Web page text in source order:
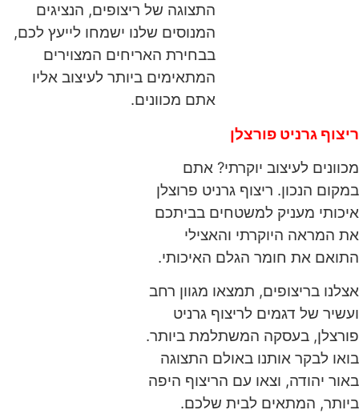
התצוגה של ריצופים, הנציגים
המנוסים שלנו ישמחו לייעץ לכם,
בבחירת האריחים המצוירים
המתאימים ביותר לעיצוב אליו
אתם מכוונים.
ריצוף גרניט פורצלן
מכוונים לעיצוב יוקרתי? אתם
במקום הנכון. ריצוף גרניט פרוצלן
איכותי מעניק למשטחים בביתכם
את המראה היוקרתי והאצילי
התואם את חומר הגלם האיכותי.
אצלנו בריצופים, תמצאו מגוון רחב
ועשיר של דגמים לריצוף גרניט
פורצלן, בעסקה המשתלמת ביותר.
בואו לבקר אותנו באולם התצוגה
באור יהודה, וצאו עם הריצוף היפה
ביותר, המתאים לבית שלכם.